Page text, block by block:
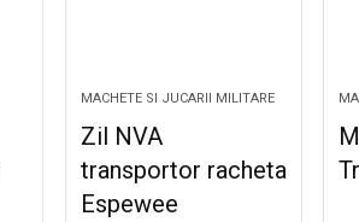
MACHETE SI JUCARII MILITARE
Zil NVA
transportor racheta
Espewee